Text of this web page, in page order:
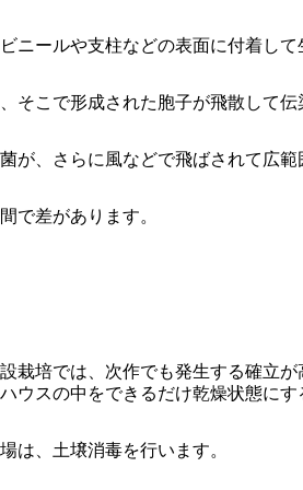
ニールや支柱などの表面に付着し
そこで形成された胞子が飛散して伝
が、さらに風などで飛ばされて広範
で差があります。
栽培では、次作でも発生する確立が
ウスの中をできるだけ乾燥状態に
は、土壌消毒を行います。